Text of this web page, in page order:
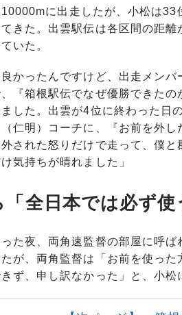
に出走したが、小松は33
きた。出雲駅伝は各区間の距
いた。
良かったんですけど、出走メン
『箱根駅伝でなぜ優勝できた
した。出雲が4位に終わった日
仁明）コーチに、『お前を外
された怒りだけで走って、僕
気持ちが晴れました」
全日本では必ず使
た夜、両角速監督の部屋に呼ば
が、両角監督は「お前を使っ
ず、申し訳なかった」と、小松